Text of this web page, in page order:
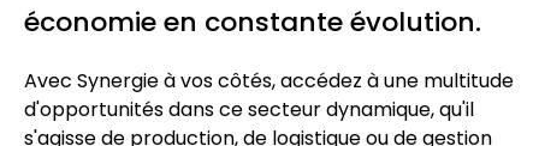
économie en constante évolution.
Avec Synergie à vos côtés, accédez à une multitude
d'opportunités dans ce secteur dynamique, qu'il
s'agisse de production, de logistique ou de gestion